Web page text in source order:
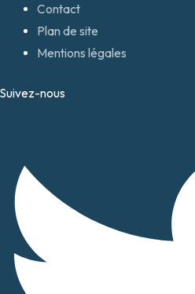
Contact
Plan de site
Mentions légales
Suivez-nous